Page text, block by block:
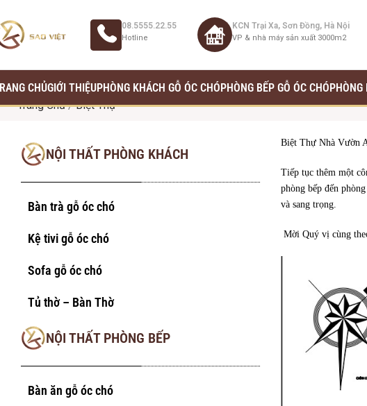
08.5555.22.55
Hotline
KCN Trại Xa, Sơn Đồng, Hà Nội
VP & nhà máy sản xuất 3000m2
CHỦGIỚI THIỆUPHÒNG KHÁCH GỖ ÓC CHÓPHÒNG BẾP GỖ ÓC CHÓPHÒNG
Trang Chủ/Biệt Thự
NỘI THẤT PHÒNG KHÁCH
Bàn trà gỗ óc chó
Kệ tivi gỗ óc chó
Sofa gỗ óc chó
Tủ thờ – Bàn Thờ
NỘI THẤT PHÒNG BẾP
Bàn ăn gỗ óc chó
Biệt Thự Nhà Vườn
Tiếp tục thêm một
phòng bếp đến
và sang trọng.
Mời Quý vị cùng